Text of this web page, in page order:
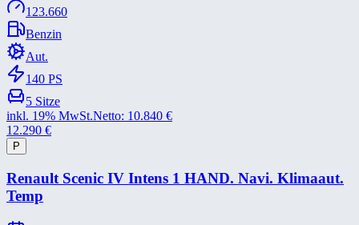
123.660
Benzin
Aut.
140 PS
5 Sitze
inkl. 19% MwSt.Netto: 10.840 €
12.290 €
P
Renault Scenic IV Intens 1 HAND. Navi. Klimaaut.
Temp